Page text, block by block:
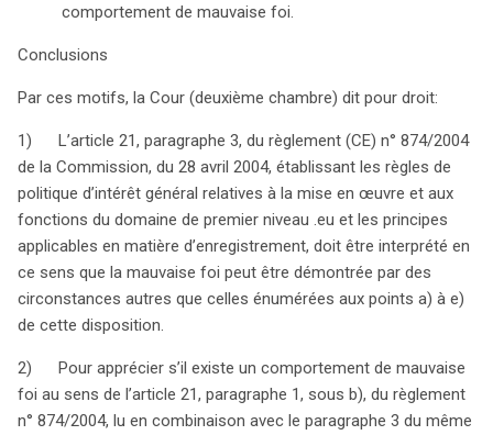
comportement de mauvaise foi.
Conclusions
Par ces motifs, la Cour (deuxième chambre) dit pour droit:
1) L’article 21, paragraphe 3, du règlement (CE) n° 874/2004
de la Commission, du 28 avril 2004, établissant les règles de
politique d’intérêt général relatives à la mise en œuvre et aux
fonctions du domaine de premier niveau .eu et les principes
applicables en matière d’enregistrement, doit être interprété en
ce sens que la mauvaise foi peut être démontrée par des
circonstances autres que celles énumérées aux points a) à e)
de cette disposition.
2) Pour apprécier s’il existe un comportement de mauvaise
foi au sens de l’article 21, paragraphe 1, sous b), du règlement
n° 874/2004, lu en combinaison avec le paragraphe 3 du même